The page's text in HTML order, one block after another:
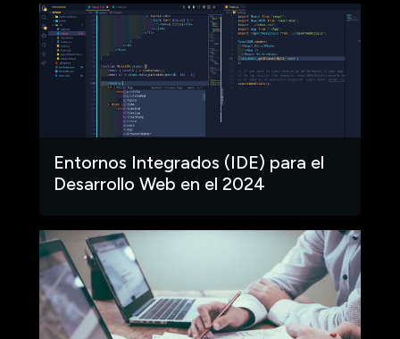
Entornos Integrados (IDE) para el
Desarrollo Web en el 2024